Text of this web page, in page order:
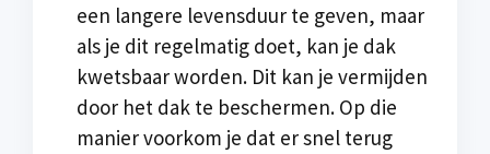
een langere levensduur te geven, maar
als je dit regelmatig doet, kan je dak
kwetsbaar worden. Dit kan je vermijden
door het dak te beschermen. Op die
manier voorkom je dat er snel terug